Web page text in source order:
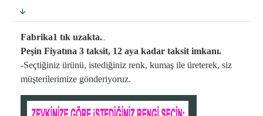
Fabrika1 tık uzakta...
Peşin Fiyatına 3 taksit, 12 aya kadar taksit imkanı.
-Seçtiğiniz ürünü, istediğiniz renk, kumaş ile üreterek, siz
müşterilerimize gönderiyoruz.